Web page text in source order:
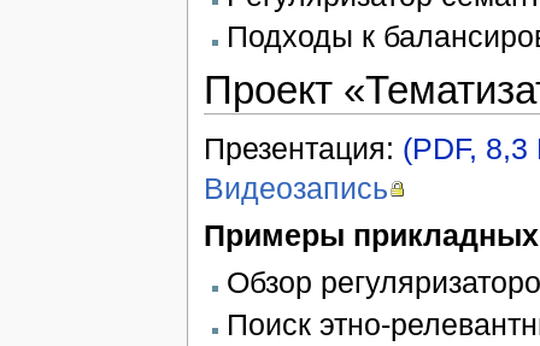
Подходы к
Проект
Презентация: (PDF,
Видеозапись
Примеры прикладных
Обзор
Поиск этно-